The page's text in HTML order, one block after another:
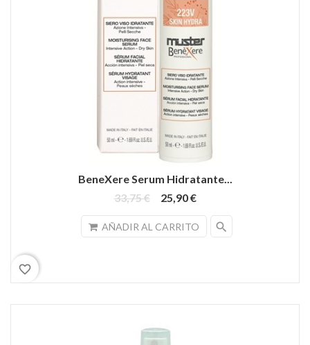
BeneXere Serum Hidratante...
33,75 €
25,90 €
AÑADIR AL CARRITO search
favorite_border